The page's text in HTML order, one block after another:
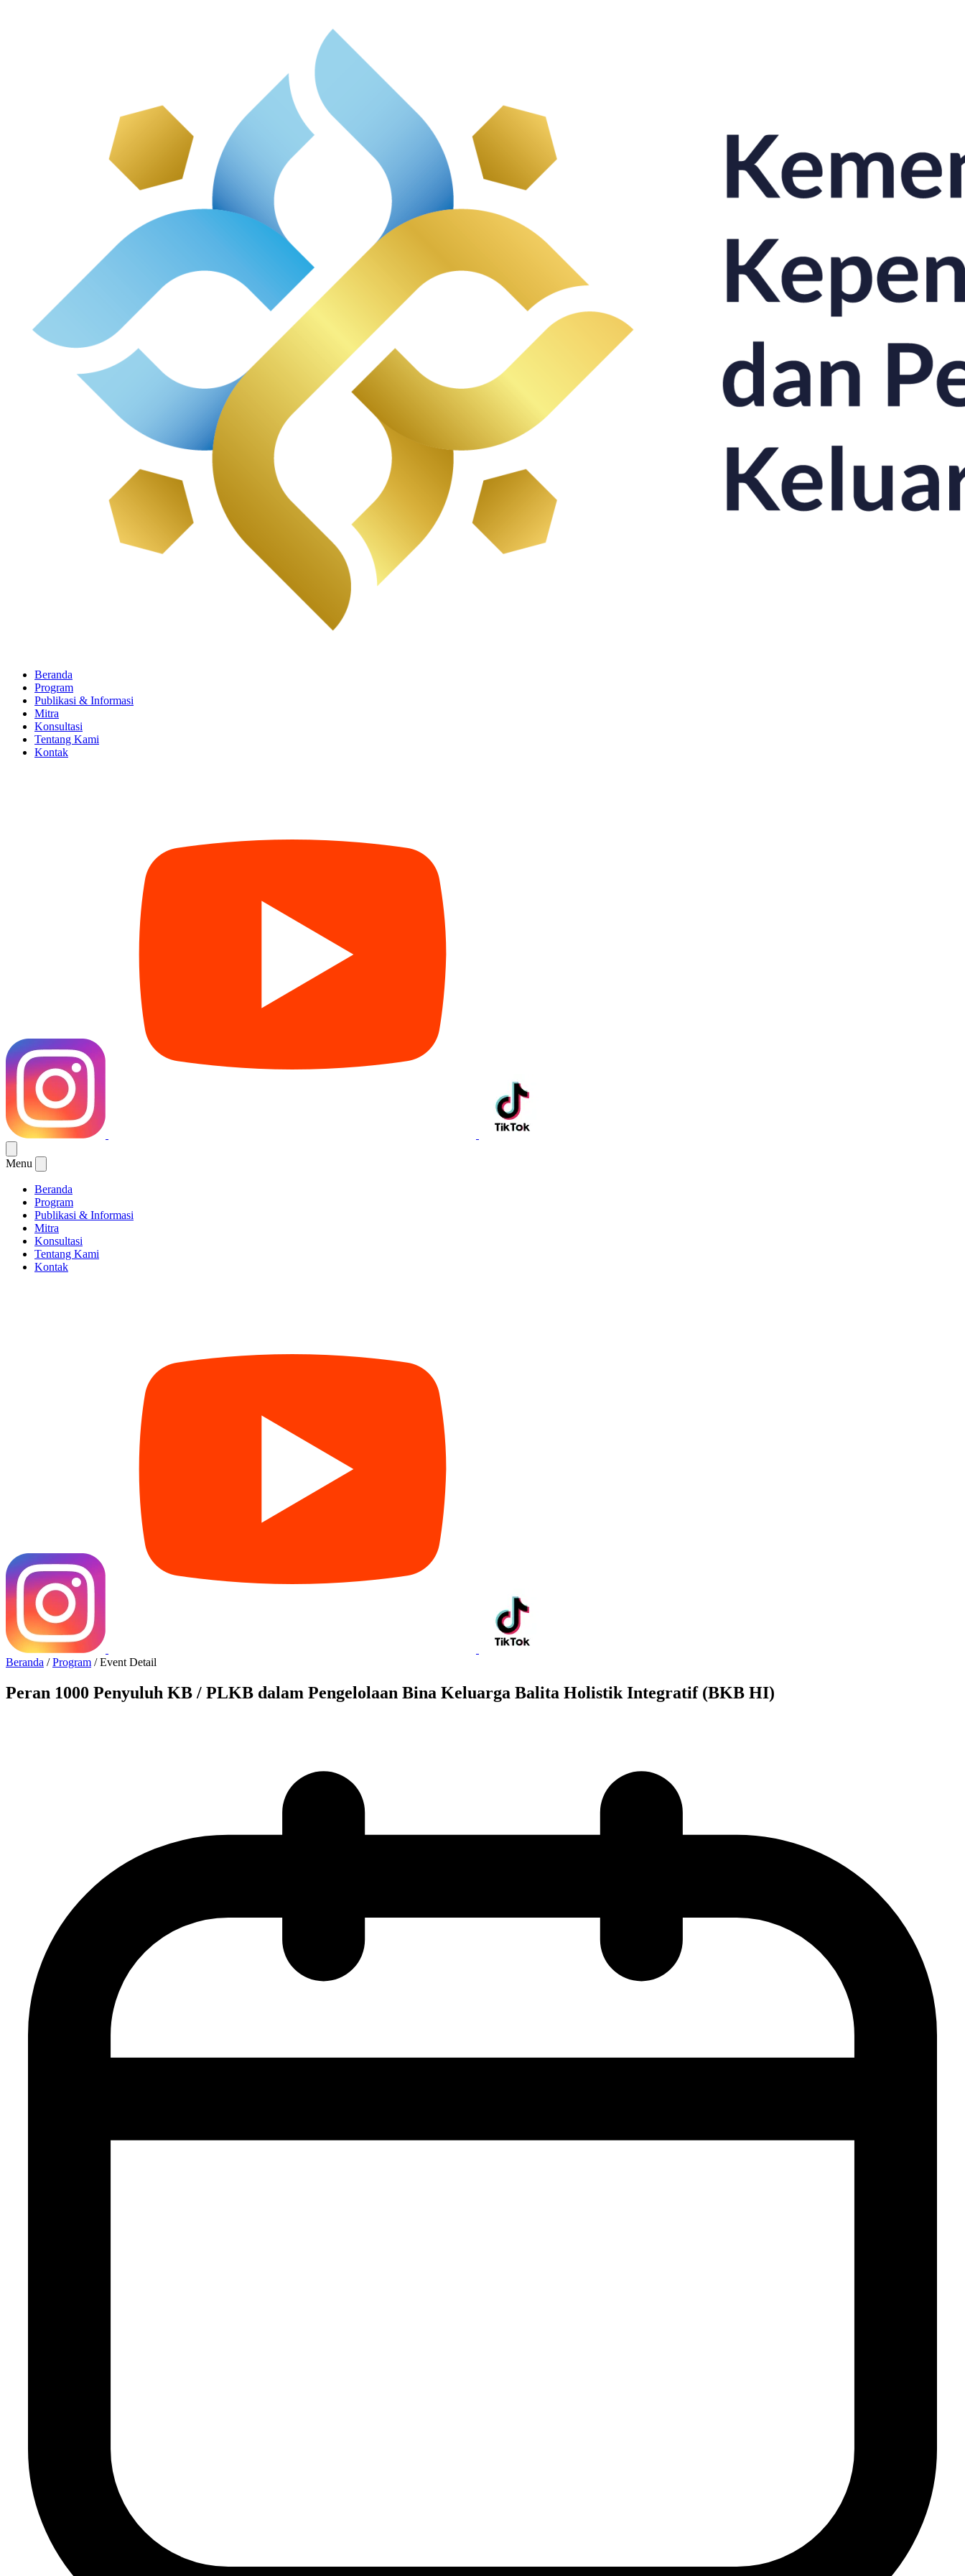
Beranda
Program
Publikasi & Informasi
Mitra
Konsultasi
Tentang Kami
Kontak
Menu
Beranda
Program
Publikasi & Informasi
Mitra
Konsultasi
Tentang Kami
Kontak
Beranda / Program / Event Detail
Peran 1000 Penyuluh KB / PLKB dalam Pengelolaan Bina Keluarga Balita Holistik Integratif (BKB HI)